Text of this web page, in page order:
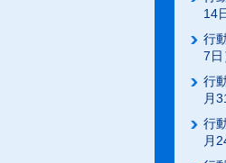
14
行
7日
行
月
行
月